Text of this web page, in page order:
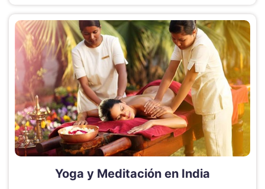
Yoga y Meditación en India